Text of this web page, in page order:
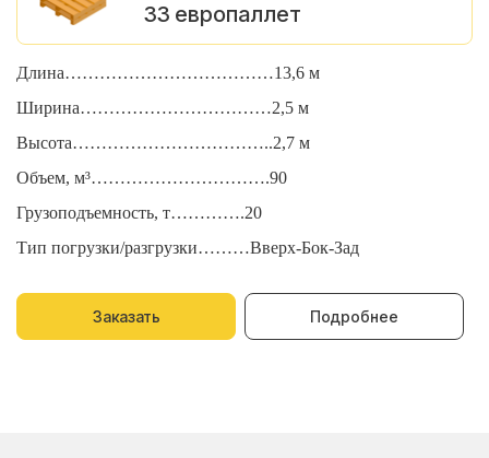
33 европаллет
Длина………………………………13,6 м
Ширина……………………………2,5 м
Высота……………………………..2,7 м
Объем, м³………………………….90
Грузоподъемность, т………….20
Тип погрузки/разгрузки………Вверх-Бок-Зад
Заказать Подробнее